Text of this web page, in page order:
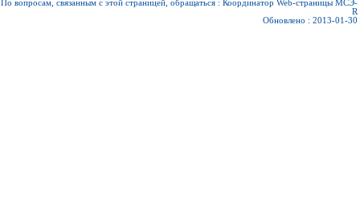
По вопросам, связанным с этой страницей, обращаться : Координатор Web-страницы МСЭ-
R
Обновлено : 2013-01-30